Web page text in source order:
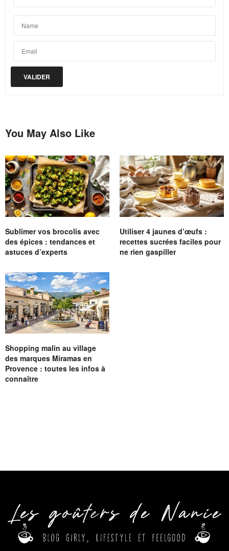
You May Also Like
Sublimer vos brocolis avec
des épices : tendances et
astuces d’experts
Utiliser 4 jaunes d’œufs :
recettes sucrées faciles pour
ne rien gaspiller
Shopping malin au village
des marques Miramas en
Provence : toutes les infos à
connaître